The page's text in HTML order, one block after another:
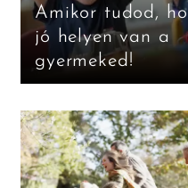
Amikor tudod,
jó helyen van a
gyermeked!